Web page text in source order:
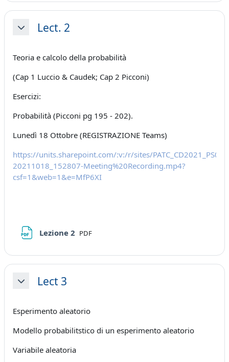
MinimizzaLect. 2
Teoria e calcolo della probabilità
(Cap 1 Luccio & Caudek; Cap 2 Picconi)
Esercizi:
Probabilità (Picconi pg 195 - 202).
Lunedì 18 Ottobre (REGISTRAZIONE Teams)
https://units.sharepoint.com/:v:/r/sites/
20211018_152807-Meeting%20Recording.mp4?
csf=1&web=1&e=MfP6XI
Lezione 2 File
PDF
MinimizzaLect 3
Esperimento aleatorio
Modello probabilitstico di un esperimento aleatorio
Variabile aleatoria